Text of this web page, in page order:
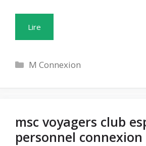
Lire
Catégories
M Connexion
msc voyagers club
personnel connexion